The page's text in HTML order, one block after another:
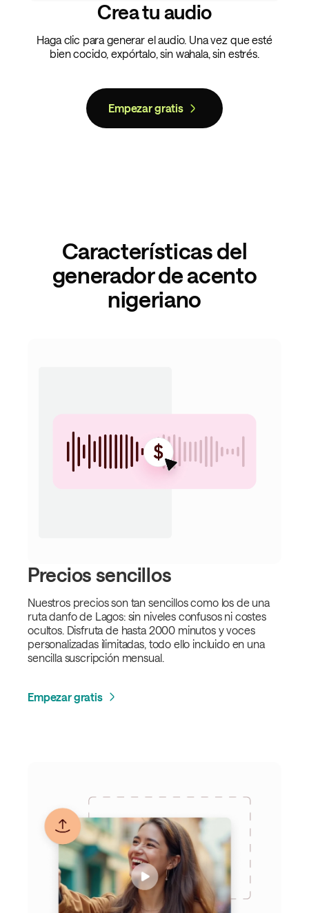
Crea tu audio
Haga clic para generar el audio. Una vez que esté
bien cocido, expórtalo, sin wahala, sin estrés.
Empezar gratis
Características del
generador de acento
nigeriano
Precios sencillos
Nuestros precios son tan sencillos como los de una
ruta danfo de Lagos: sin niveles confusos ni costes
ocultos. Disfruta de hasta 2000 minutos y voces
personalizadas ilimitadas, todo ello incluido en una
sencilla suscripción mensual.
Empezar gratis